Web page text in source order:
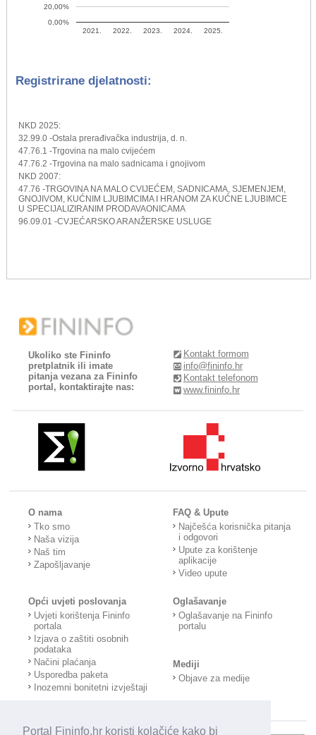
Portal Fininfo.hr koristi kolačiće kako bi
2021. 2022. 2023. 2024. 2025.
0,00%
20,00%
Registrirane djelatnosti:
NKD 2025:
32.99.0 -Ostala prerađivačka industrija, d. n.
47.76.1 -Trgovina na malo cvijećem
47.76.2 -Trgovina na malo sadnicama i gnojivom
NKD 2007:
47.76 -TRGOVINA NA MALO CVIJEĆEM, SADNICAMA, SJEMENJEM,
GNOJIVOM, KUĆNIM LJUBIMCIMA I HRANOM ZA KUĆNE LJUBIMCE
U SPECIJALIZIRANIM PRODAVAONICAMA
96.09.01 -CVJEĆARSKO ARANŽERSKE USLUGE
Ukoliko ste Fininfo
pretplatnik ili imate
pitanja vezana za Fininfo
portal, kontaktirajte nas:
Kontakt formom
info@fininfo.hr
Kontakt telefonom
www.fininfo.hr
O nama
Tko smo
Naša vizija
Naš tim
Zapošljavanje
FAQ & Upute
Najčešća korisnička pitanja
i odgovori
Upute za korištenje
aplikacije
Video upute
Opći uvjeti poslovanja
Uvjeti korištenja Fininfo
portala
Izjava o zaštiti osobnih
podataka
Načini plaćanja
Usporedba paketa
Inozemni bonitetni izvještaji
Oglašavanje
Oglašavanje na Fininfo
portalu
Mediji
Objave za medije